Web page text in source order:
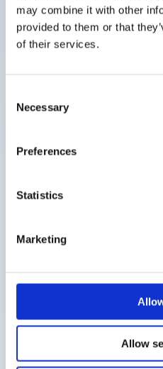
may combine it with other
provided to them or that
of their services.
Selection
Necessary
Preferences
Statistics
Marketing
Allow
recursos
recursos
disponibles